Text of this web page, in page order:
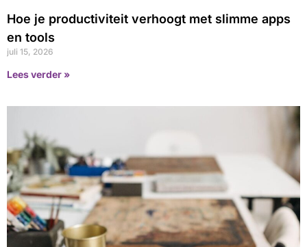
Hoe je productiviteit verhoogt met slimme apps
en tools
juli 15, 2026
Lees verder »